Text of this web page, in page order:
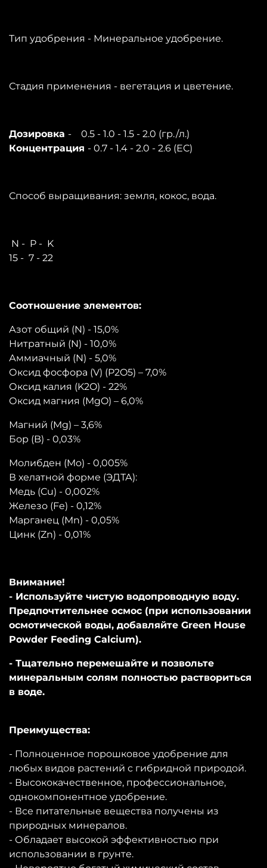
Тип удобрения - Минеральное удобрение.
Стадия применения - вегетация и цветение.
Дозировка - 0.5 - 1.0 - 1.5 - 2.0 (гр./л.)
Концентрация - 0.7 - 1.4 - 2.0 - 2.6 (ЕС)
Способ выращивания: земля, кокос, вода.
N - P - K
15 - 7 - 22
Соотношение элементов:
Азот общий (N) - 15,0%
Нитратный (N) - 10,0%
Аммиачный (N) - 5,0%
Оксид фосфора (V) (P2O5) – 7,0%
Оксид калия (K2O) - 22%
Оксид магния (MgO) – 6,0%
Магний (Mg) – 3,6%
Бор (B) - 0,03%
Молибден (Mo) - 0,005%
В хелатной форме (ЭДТА):
Медь (Cu) - 0,002%
Железо (Fe) - 0,12%
Марганец (Mn) - 0,05%
Цинк (Zn) - 0,01%
Внимание!
- Используйте чистую водопроводную воду.
Предпочтительнее осмос (при использовании
осмотической воды, добавляйте Green House
Powder Feeding Calcium).
- Тщательно перемешайте и позвольте
минеральным солям полностью раствориться
в воде.
Преимущества:
- Полноценное порошковое удобрение для
любых видов растений с гибридной природой.
- Высококачественное, профессиональное,
однокомпонентное удобрение.
- Все питательные вещества получены из
природных минералов.
- Обладает высокой эффективностью при
использовании в грунте.